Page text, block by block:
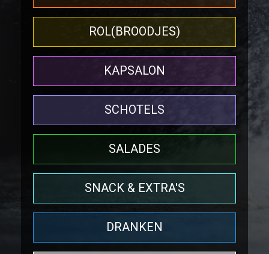
ROL(BROODJES)
KAPSALON
SCHOTELS
SALADES
SNACK & EXTRA'S
DRANKEN